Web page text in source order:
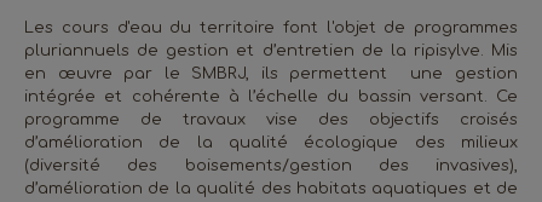
Les cours d'eau du territoire font l'objet de programmes
pluriannuels de gestion et d’entretien de la ripisylve. Mis
en œuvre par le SMBRJ, ils permettent une gestion
intégrée et cohérente à l’échelle du bassin versant. Ce
programme de travaux vise des objectifs croisés
d’amélioration de la qualité écologique des milieux
(diversité des boisements/gestion des invasives),
d’amélioration de la qualité des habitats aquatiques et de